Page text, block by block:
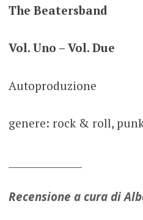
The Beatersband
Vol. Uno – Vol. Due
Autoproduzione
genere: rock & roll,
Recensione a cura di